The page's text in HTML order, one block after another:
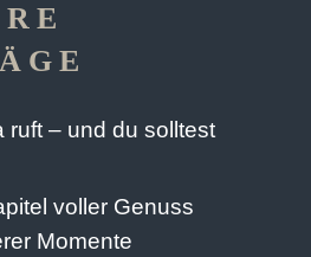
ruft – und du solltest
voller Genuss
Momente